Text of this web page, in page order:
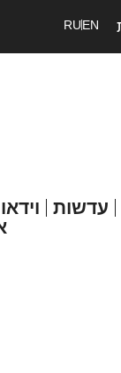
EN
RU
עדשות וידאו